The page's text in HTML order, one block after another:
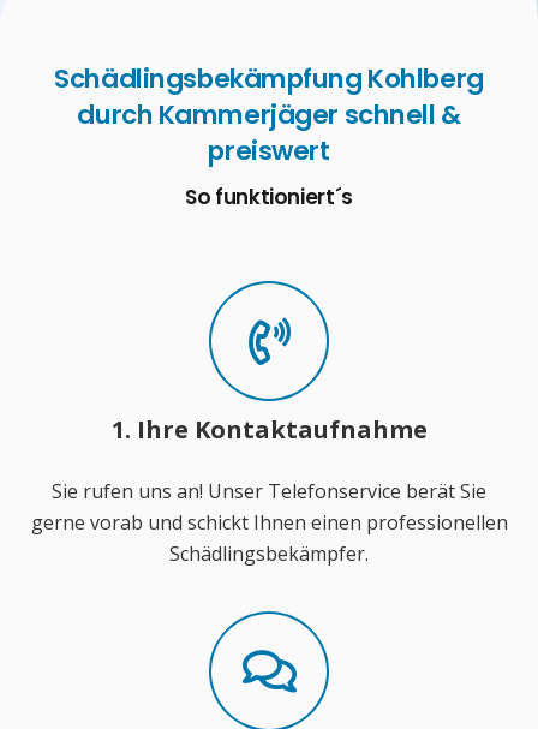
Schädlingsbekämpfung Kohlberg
durch Kammerjäger schnell &
preiswert
So funktioniert´s
1. Ihre Kontaktaufnahme
Sie rufen uns an! Unser Telefonservice berät Sie
gerne vorab und schickt Ihnen einen professionellen
Schädlingsbekämpfer.